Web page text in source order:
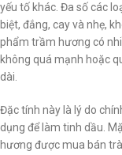
yếu tố khác. Đa số các
biệt, đắng, cay và nhẹ,
phẩm trầm hương có
không quá mạnh hoặc
dài.
Đặc tính này là lý do
dụng để làm tinh dầu.
hương được mua bán